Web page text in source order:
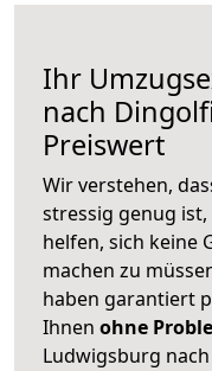
Ihr
nach
Preiswert
Wir verstehen,
stressig genug
helfen, sich keine
machen zu
haben garantiert
Ihnen ohne
Ludwigsburg